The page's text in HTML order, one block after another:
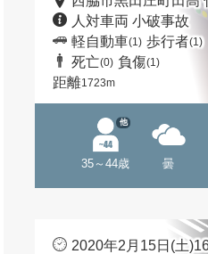
人対車両 小破事故
軽自動車(1) 歩行者(1)
死亡(0) 負傷(1)
距離1723m
35～44歳
他
曇
2020年2月15日(土